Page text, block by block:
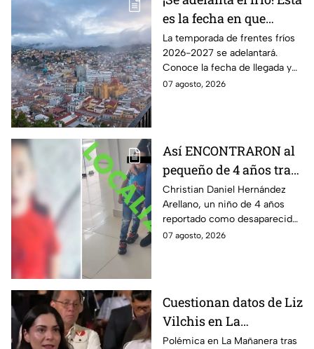
es la fecha en que
ingresará el primer
frente frío a Guanajuato
La temporada de frentes fríos
2026-2027 se adelantará.
Conoce la fecha de llegada y
los efectos previstos para
07 agosto, 2026
Así ENCONTRARON al
pequeño de 4 años tras
la Alerta activada en
León, Guanajuato:
CONFIRMAN
H4LLAZGO
Christian Daniel Hernández
Arellano, un niño de 4 años
reportado como desaparecido
en León, Guanajuato, fue
07 agosto, 2026
Cuestionan datos de Liz
Vilchis en La
Mañanera: estudio de
Polémica en La Mañanera tras